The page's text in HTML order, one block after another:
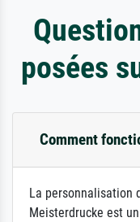
posées
Comment
La personnalisation
Meisterdrucke est